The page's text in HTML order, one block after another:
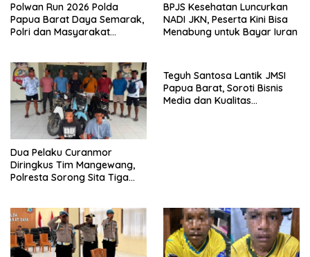
Polwan Run 2026 Polda
Papua Barat Daya Semarak,
Polri dan Masyarakat
BPJS Kesehatan Luncurkan
NADI JKN, Peserta Kini Bisa
Menabung untuk Bayar Iuran
Dua Pelaku Curanmor
Diringkus Tim Mangewang,
Polresta Sorong Sita Tiga
Teguh Santosa Lantik JMSI
Papua Barat, Soroti Bisnis
Media dan Kualitas